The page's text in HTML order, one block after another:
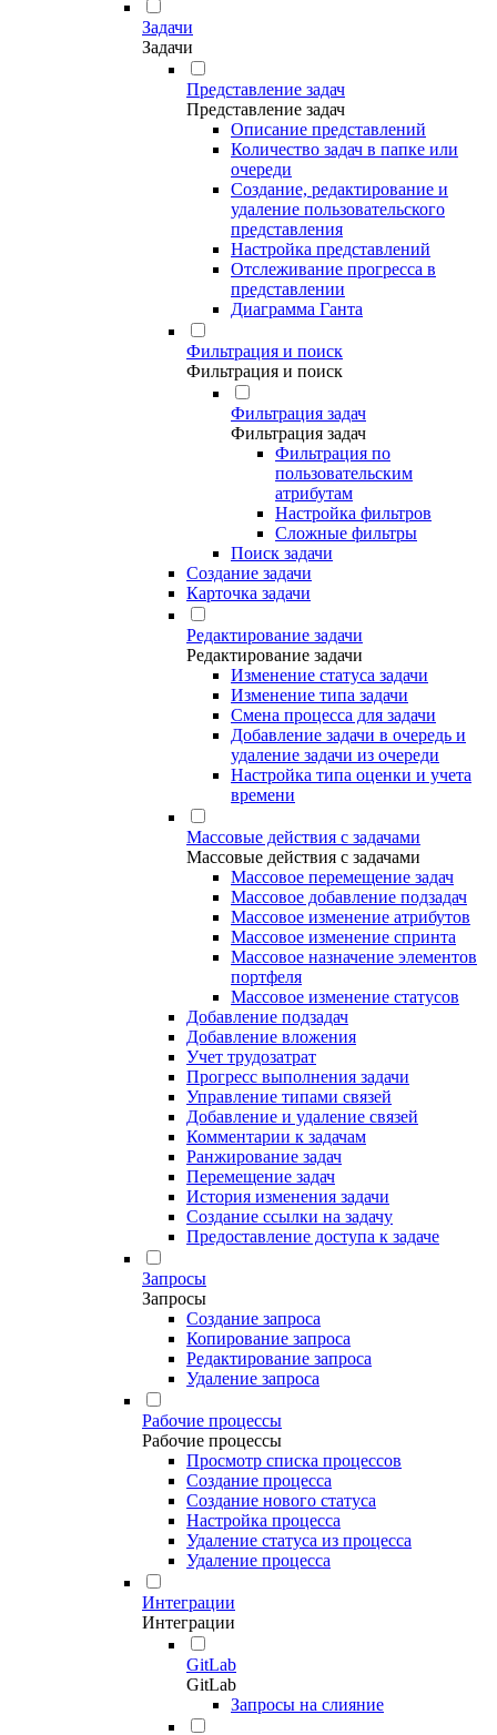
Задачи
Задачи
Представление задач
Представление задач
Описание представлений
Количество задач в папке или
очереди
Создание, редактирование и
удаление пользовательского
представления
Настройка представлений
Отслеживание прогресса в
представлении
Диаграмма Ганта
Фильтрация и поиск
Фильтрация и поиск
Фильтрация задач
Фильтрация задач
Фильтрация по
пользовательским
атрибутам
Настройка фильтров
Сложные фильтры
Поиск задачи
Создание задачи
Карточка задачи
Редактирование задачи
Редактирование задачи
Изменение статуса задачи
Изменение типа задачи
Смена процесса для задачи
Добавление задачи в очередь и
удаление задачи из очереди
Настройка типа оценки и учета
времени
Массовые действия с задачами
Массовые действия с задачами
Массовое перемещение задач
Массовое добавление подзадач
Массовое изменение атрибутов
Массовое изменение спринта
Массовое назначение элементов
портфеля
Массовое изменение статусов
Добавление подзадач
Добавление вложения
Учет трудозатрат
Прогресс выполнения задачи
Управление типами связей
Добавление и удаление связей
Комментарии к задачам
Ранжирование задач
Перемещение задач
История изменения задачи
Создание ссылки на задачу
Предоставление доступа к задаче
Запросы
Запросы
Создание запроса
Копирование запроса
Редактирование запроса
Удаление запроса
Рабочие процессы
Рабочие процессы
Просмотр списка процессов
Создание процесса
Создание нового статуса
Настройка процесса
Удаление статуса из процесса
Удаление процесса
Интеграции
Интеграции
GitLab
GitLab
Запросы на слияние